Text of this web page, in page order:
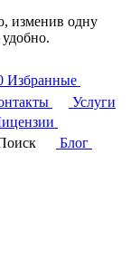
изменив одну
Избранные
Услуги
Блог